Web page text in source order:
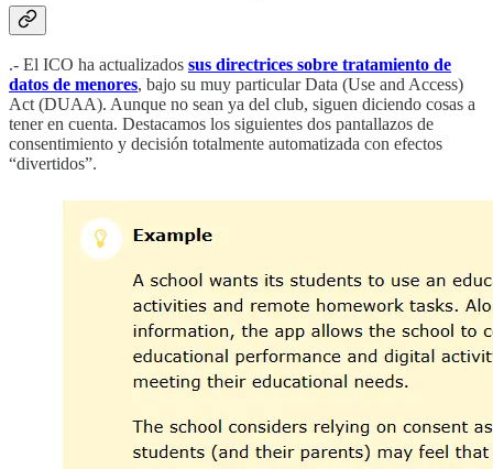
.- El ICO ha actualizados sus directrices sobre tratamiento de
datos de menores, bajo su muy particular Data (Use and Access)
Act (DUAA). Aunque no sean ya del club, siguen diciendo cosas a
tener en cuenta. Destacamos los siguientes dos pantallazos de
consentimiento y decisión totalmente automatizada con efectos
“divertidos”.